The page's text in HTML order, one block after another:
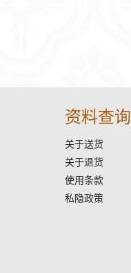
资料查询
关于送货
关于退货
使用条款
私隐政策